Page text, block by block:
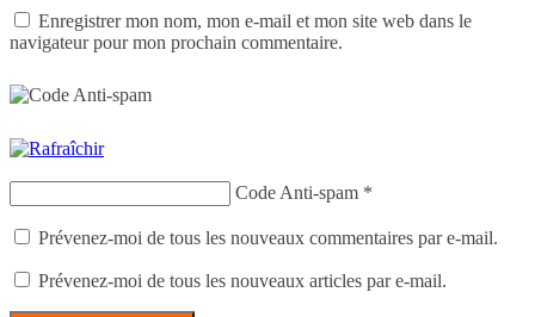
Enregistrer mon nom, mon e-mail et mon site web dans le
navigateur pour mon prochain commentaire.
Code Anti-spam *
Prévenez-moi de tous les nouveaux commentaires par e-mail.
Prévenez-moi de tous les nouveaux articles par e-mail.